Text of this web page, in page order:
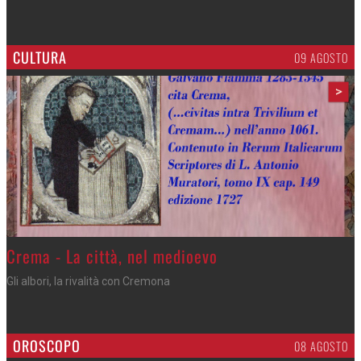
CULTURA 09 AGOSTO
>
Crema - La città, nel medioevo
Gli albori, la rivalità con Cremona
OROSCOPO 08 AGOSTO